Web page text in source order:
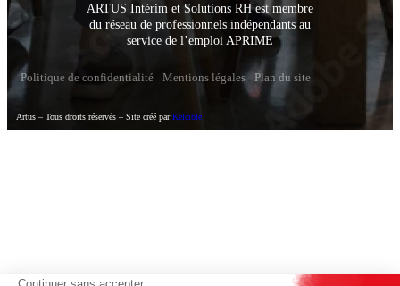
ARTUS Intérim et Solutions RH est membre
du réseau de professionnels indépendants au
service de l’emploi APRIME
Politique de confidentialité Mentions légales Plan du site
Artus – Tous droits réservés – Site créé parKelcible